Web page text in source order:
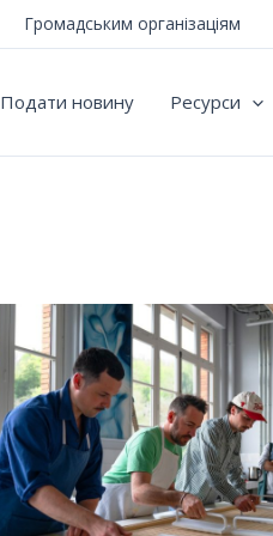
Громадським організаціям
Подати новину Ресурси